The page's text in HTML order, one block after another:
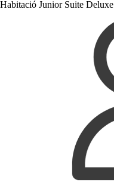
Habitació Junior Suite Deluxe